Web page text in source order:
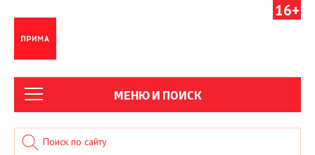
16+
МЕНЮ И ПОИСК